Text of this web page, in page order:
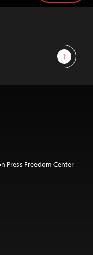
Sign Up
Press Freedom Center